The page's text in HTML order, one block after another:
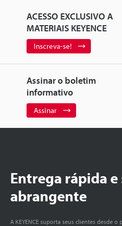
ACESSO EXCLUSIVO A
MATERIAIS KEYENCE
Inscreva-se!
Assinar o boletim
informativo
Assinar
Entrega rápida
abrangente
A KEYENCE suporta seus clientes desde